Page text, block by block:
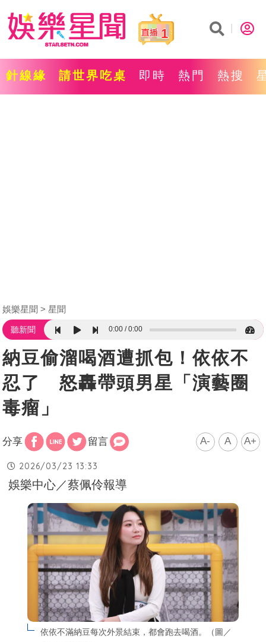
1
針線緣 請世界吃桌 即時 熱門 熱搜
娛樂星聞 星聞
聽新聞 0:00 0:00
納豆偷溜喝酒遭抓包！依依不
忍了 怒轟帶頭男星「演藝圈
毒瘤」
分享 留言 A- A A+
2026/03/23 13:33
娛樂中心／蔡佩伶報導
依依不滿納豆每次外景結束，都會跑去喝酒。（圖／